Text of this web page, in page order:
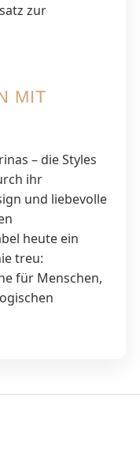
zur
MIT
– die Styles
ihr
und liebevolle
heute ein
treu:
für Menschen,